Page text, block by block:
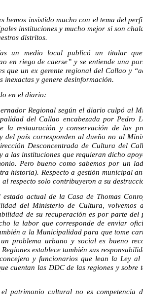
hemos insistido mucho con el tema del
instituciones y mucho mejor si son
distritos.
un medio local publicó un titular
en riego de caerse” y se entiende una
que un ex gerente regional del Callao y
inexactas y genere desinformación.
en el diario:
Regional según el diario culpó al
del Callao encabezada por Pedro
la restauración y conservación de las
del país corresponden al dueño no al
Desconcentrada de Cultura del
a las instituciones que requieran dicho
Pero bueno como sabemos por un
historia). Respecto a gestión municipal
respecto solo contribuyeron a su
estado actual de la Casa de Thomas
del Ministerio de Cultura, volvemos
de su recuperación es por parte del
la labor que corresponde de enviar
a la Municipalidad para que tome
problema urbano y social es bueno
establece también sus
y funcionarios que lean la Ley al
cuentan las DDC de las regiones y sobre
patrimonio cultural no es competencia